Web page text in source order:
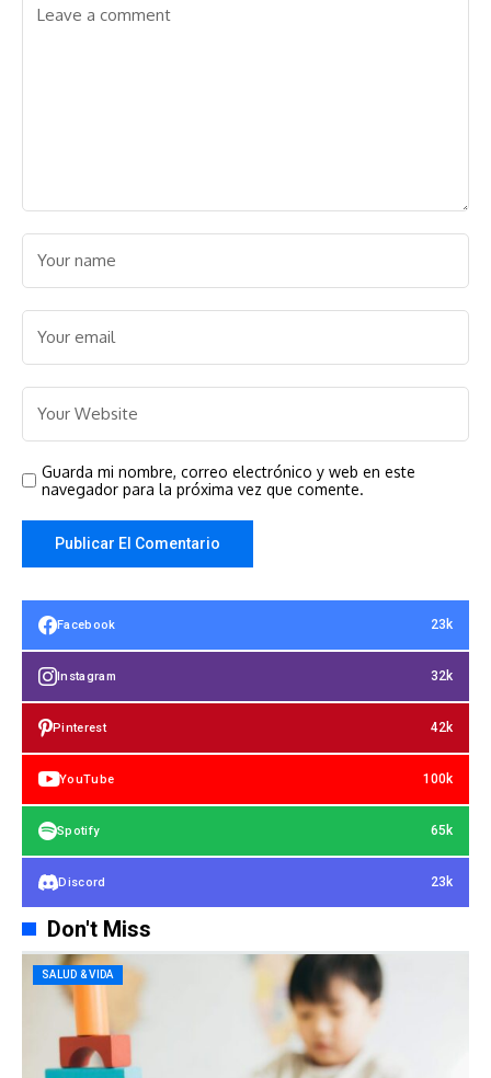
Guarda mi nombre, correo electrónico y web en este
navegador para la próxima vez que comente.
Facebook 23k
Instagram 32k
Pinterest 42k
YouTube 100k
Spotify 65k
Discord 23k
Don't Miss
SALUD & VIDA